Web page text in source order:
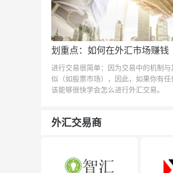
划重点：如何在外汇市场赚钱
进行交易很简单：因为交易中的机制
似（如股票市场），因此，如果你有
该能够很快学会怎么进行外汇交易。
外汇交易商